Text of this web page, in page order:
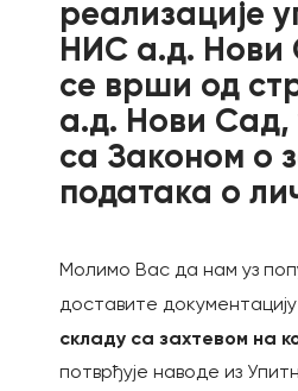
реализације
НИС а.д. Нови
се врши од
а.д. Нови Сад,
са Законом о
података о
Молимо Вас да нам уз
доставите документацију
складу са захтевом на
потврђује наводе из